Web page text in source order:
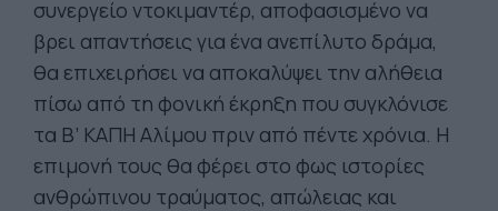
συνεργείο ντοκιμαντέρ, αποφασισμένο να
βρει απαντήσεις για ένα ανεπίλυτο δράμα,
θα επιχειρήσει να αποκαλύψει την αλήθεια
πίσω από τη φονική έκρηξη που συγκλόνισε
τα Β’ ΚΑΠΗ Αλίμου πριν από πέντε χρόνια. Η
επιμονή τους θα φέρει στο φως ιστορίες
ανθρώπινου τραύματος, απώλειας και